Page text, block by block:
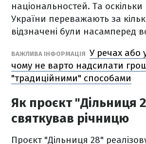
національностей. Та
України переважають за
відзначені були насамперед
ВАЖЛИВА ІНФОРМАЦІЯ У речах або
чому не варто надсилати
"традиційними" способами
Як проєкт "Дільниця
святкував річницю
Проєкт "Дільниця 28"